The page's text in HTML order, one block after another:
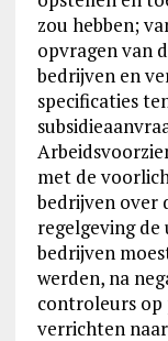
zou hebben;
opvragen van
bedrijven en
specificaties
met de
bedrijven over
regelgeving
bedrijven
werden, na
controleurs op
verrichten